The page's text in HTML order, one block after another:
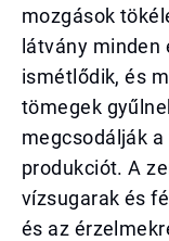
mozgások
látvány minden
ismétlődik, és
tömegek
megcsodálják
produkciót. A
vízsugarak és
és az